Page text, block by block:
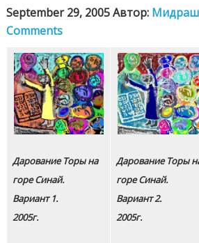
September 29, 2005 Автор:
Comments
Дарование Торы на
горе Синай.
Вариант 1.
2005г.
Дарование Торы
горе Синай.
Вариант 2.
2005г.